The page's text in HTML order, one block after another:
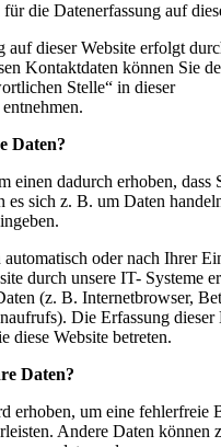
die Datenerfassung auf
auf dieser Website erfolgt
Kontaktdaten können Sie
Stelle“ in dieser
Daten?
einen dadurch erhoben, dass
es sich z. B. um Daten
oder nach Ihrer
durch unsere IT- Systeme
(z. B. Internetbrowser,
Die Erfassung
diese Website betreten.
Daten?
erhoben, um eine fehlerfreie
Andere Daten können